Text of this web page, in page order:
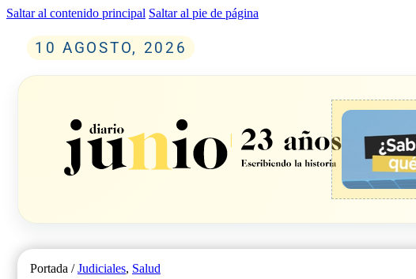
Saltar al contenido principal Saltar al pie de página
10 AGOSTO, 2026
Portada /Judiciales, Salud